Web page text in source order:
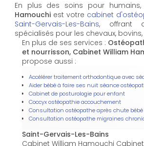
En plus des soins pour humains,
Hamouchi est votre cabinet
Saint-Gervais-Les-Bains, offrant
spécialisés pour les chevaux,
En plus de ses services :
et nourrisson, Cabinet William
propose aussi :
Accélérer traitement orthodontique avec
Aider bébé à faire ses nuit séance
Cabinet de posturologie pour enfant
Coccyx ostéopathie accouchement
Consultation ostéopathe après chute
Consultation ostéopathe migraines
Saint-Gervais-Les-Bains
Cabinet William Hamouchi